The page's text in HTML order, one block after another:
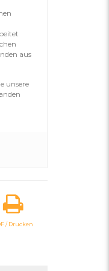
aus
unsere
/ Drucken